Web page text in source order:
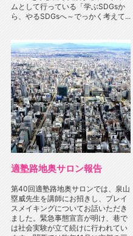
ムとして行っている「学ぶSDGsか
ら、やるSDGsへ～でっかく考えて...
適塾路地奥サロン報告
第40回適塾路地奥サロンでは、泉山
塁威先生を講師にお招きし、プレイ
スメイキングについてお話いただき
ました。緊急事態宣言が明け、巷で
は社会実験が立て続けに行われてい